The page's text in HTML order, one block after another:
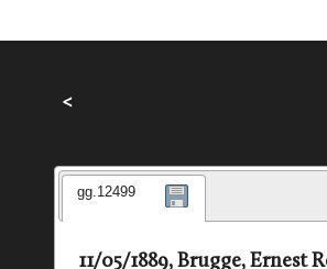
<
gg.12499
11/05/1889, Brugge, Ernest